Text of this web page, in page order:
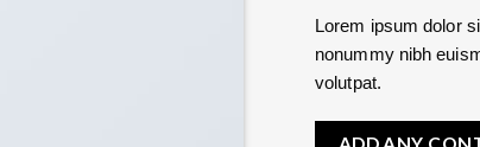
Lorem ipsum dolor
nonummy nibh
volutpat.